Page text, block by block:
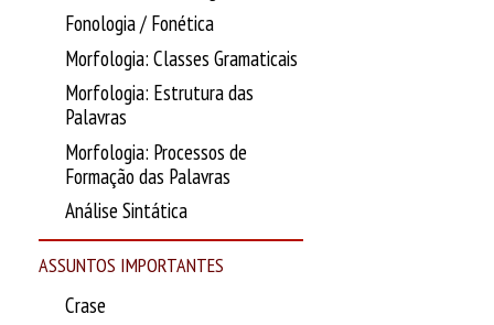
Fonologia / Fonética
Morfologia: Classes Gramaticais
Morfologia: Estrutura das
Palavras
Morfologia: Processos de
Formação das Palavras
Análise Sintática
ASSUNTOS IMPORTANTES
Crase